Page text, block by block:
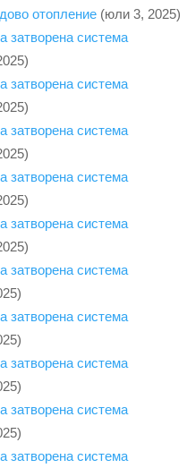
отопление (юли 3, 2025)
затворена система
затворена система
затворена система
затворена система
затворена система
затворена система
затворена система
затворена система
затворена система
затворена система